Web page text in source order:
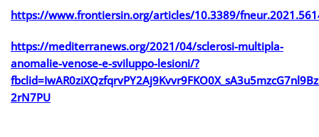
https://www.frontiersin.org/articles/10.3389/
https://mediterranews.org/2021/04/sclerosi-multipla-
anomalie-venose-e-sviluppo-lesioni/?
2rN7PU